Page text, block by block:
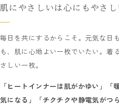
肌にやさしいは心にもやさし
毎日を共にするからこそ。元気な日
も、肌に心地よい一枚でいたい。着
さしい一枚。
「ヒートインナーは肌がかゆい」「
気になる」「チクチクや静電気がつ